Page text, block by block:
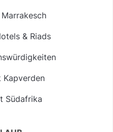
& Riads
Kapverden
Südafrika